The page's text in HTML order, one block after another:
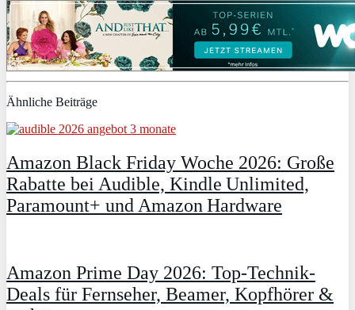
Ähnliche Beiträge
Amazon Black Friday Woche 2026: Große
Rabatte bei Audible, Kindle Unlimited,
Paramount+ und Amazon Hardware
Amazon Prime Day 2026: Top-Technik-
Deals für Fernseher, Beamer, Kopfhörer &